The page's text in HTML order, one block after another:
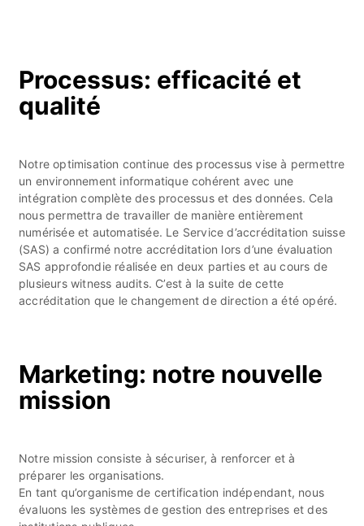
Processus: efficacité et
qualité
Notre optimisation continue des processus vise à permettre
un environnement informatique cohérent avec une
intégration complète des processus et des données. Cela
nous permettra de travailler de manière entièrement
numérisée et automatisée. Le Service d’accréditation suisse
(SAS) a confirmé notre accréditation lors d’une évaluation
SAS approfondie réalisée en deux parties et au cours de
plusieurs witness audits. C’est à la suite de cette
accréditation que le changement de direction a été opéré.
Marketing: notre nouvelle
mission
Notre mission consiste à sécuriser, à renforcer et à
préparer les organisations.
En tant qu’organisme de certification indépendant, nous
évaluons les systèmes de gestion des entreprises et des